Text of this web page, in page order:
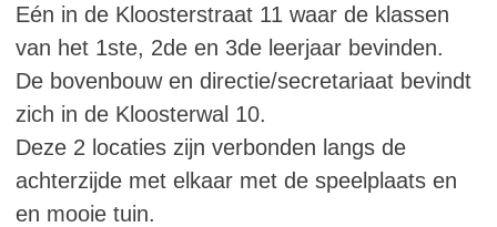
Eén in de Kloosterstraat 11 waar de klassen
van het 1ste, 2de en 3de leerjaar bevinden.
De bovenbouw en directie/secretariaat bevindt
zich in de Kloosterwal 10.
Deze 2 locaties zijn verbonden langs de
achterzijde met elkaar met de speelplaats en
en mooie tuin.